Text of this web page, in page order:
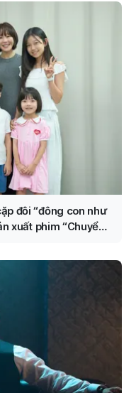
đôi “đông con như
xuất phim “Chuyển